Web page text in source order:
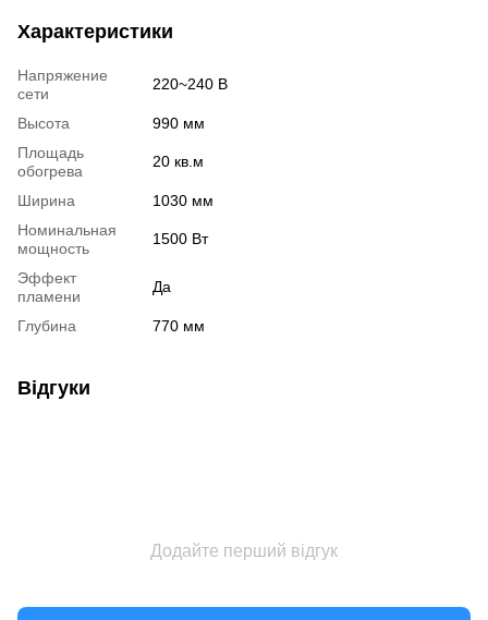
Характеристики
Напряжение
сети
220~240 В
Высота
990 мм
Площадь
обогрева
20 кв.м
Ширина
1030 мм
Номинальная
мощность
1500 Вт
Эффект
пламени
Да
Глубина 770 мм
Відгуки
Додайте перший відгук